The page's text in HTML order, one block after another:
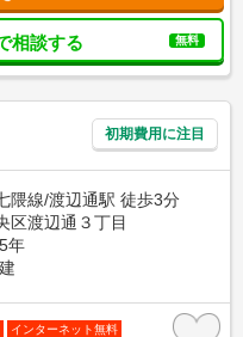
相談する 無料
初期費用に注目
隈線/渡辺通駅 徒歩3分
区渡辺通３丁目
年
インターネット無料